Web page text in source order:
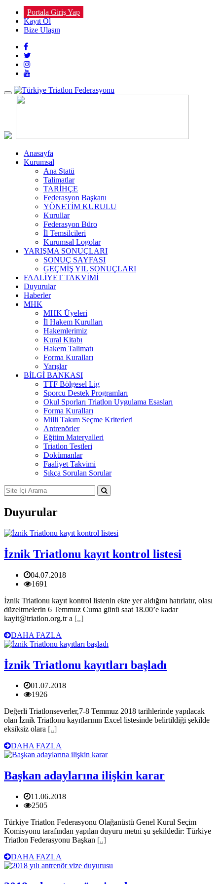
Portala Giriş Yap
Kayıt Ol
Bize Ulaşın
Toggle
navigation
Anasayfa
Kurumsal
Ana Statü
Talimatlar
TARİHÇE
Federasyon Başkanı
YÖNETİM KURULU
Kurullar
Federasyon Büro
İl Temsilcileri
Kurumsal Logolar
YARIŞMA SONUÇLARI
SONUÇ SAYFASI
GEÇMİŞ YIL SONUÇLARI
FAALİYET TAKVİMİ
Duyurular
Haberler
MHK
MHK Üyeleri
İl Hakem Kurulları
Hakemlerimiz
Kural Kitabı
Hakem Talimatı
Forma Kuralları
Yarışlar
BİLGİ BANKASI
TTF Bölgesel Lig
Sporcu Destek Programları
Okul Sporları Triatlon Uygulama Esasları
Forma Kuralları
Milli Takım Seçme Kriterleri
Antrenörler
Eğitim Materyalleri
Triatlon Testleri
Dokümanlar
Faaliyet Takvimi
Sıkça Sorulan Sorular
Duyurular
İznik Triatlonu kayıt kontrol listesi
04.07.2018
1691
İznik Triatlonu kayıt kontrol listenin ekte yer aldığını hatırlatır, olası
düzeltmelerin 6 Temmuz Cuma günü saat 18.00’e kadar
kayit@triatlon.org.tr a [..]
DAHA FAZLA
İznik Triatlonu kayıtları başladı
01.07.2018
1926
Değerli Triatlonseverler,7-8 Temmuz 2018 tarihlerinde yapılacak
olan İznik Triatlonu kayıtlarının Excel listesinde belirtildiği şekilde
eksiksiz olara [..]
DAHA FAZLA
Başkan adaylarına ilişkin karar
11.06.2018
2505
Türkiye Triatlon Federasyonu Olağanüstü Genel Kurul Seçim
Komisyonu tarafından yapılan duyuru metni şu şekildedir: Türkiye
Triatlon Federasyonu Başkan [..]
DAHA FAZLA